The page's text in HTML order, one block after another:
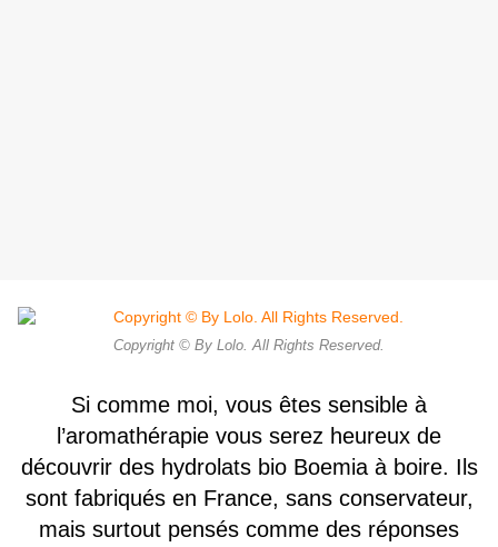
Copyright © By Lolo. All Rights Reserved.
Si comme moi, vous êtes sensible à
l’aromathérapie vous serez heureux de
découvrir des hydrolats bio Boemia à boire. Ils
sont fabriqués en France, sans conservateur,
mais surtout pensés comme des réponses